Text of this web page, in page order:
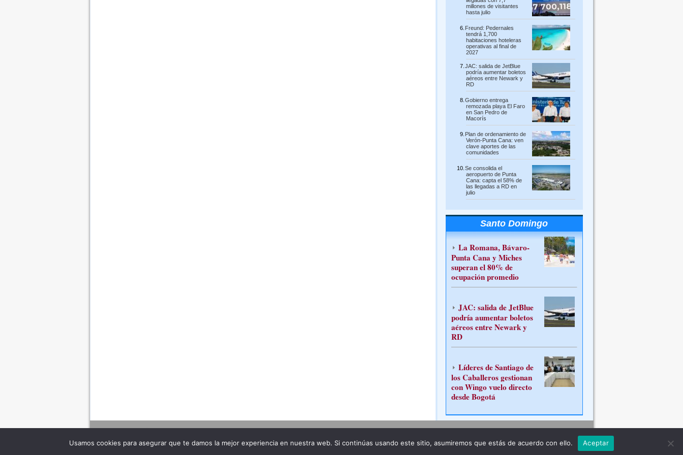
millones de visitantes
hasta julio
Freund: Pedernales
tendrá 1,700
habitaciones hoteleras
operativas al final de
2027
JAC: salida de JetBlue
podría aumentar boletos
aéreos entre Newark y
RD
Gobierno entrega
remozada playa El Faro
en San Pedro de
Macorís
Plan de ordenamiento de
Verón-Punta Cana: ven
clave aportes de las
comunidades
Se consolida el
aeropuerto de Punta
Cana: capta el 58% de
las llegadas a RD en
julio
Santo Domingo
La Romana, Bávaro-
Punta Cana y Miches
superan el 80% de
ocupación promedio
JAC: salida de JetBlue
podría aumentar boletos
aéreos entre Newark y
RD
Líderes de Santiago de
los Caballeros gestionan
con Wingo vuelo directo
desde Bogotá
Usamos cookies para asegurar que te damos la mejor experiencia en nuestra web. Si continúas usando este sitio, asumiremos que estás de acuerdo con ello. Aceptar